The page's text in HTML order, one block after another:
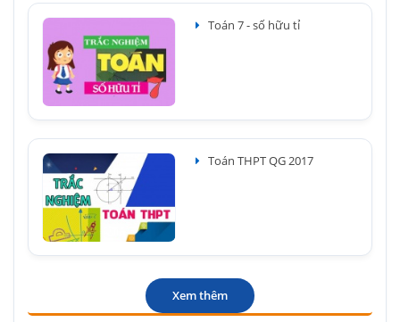
Toán 7 - số hữu tỉ
Toán THPT QG 2017
Xem thêm